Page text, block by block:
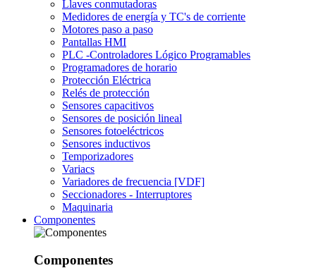
Llaves conmutadoras
Medidores de energía y TC's de corriente
Motores paso a paso
Pantallas HMI
PLC -Controladores Lógico Programables
Programadores de horario
Protección Eléctrica
Relés de protección
Sensores capacitivos
Sensores de posición lineal
Sensores fotoeléctricos
Sensores inductivos
Temporizadores
Variacs
Variadores de frecuencia [VDF]
Seccionadores - Interruptores
Maquinaria
Componentes
Componentes